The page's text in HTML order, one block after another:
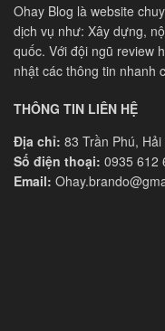
Ohay Blog là website
dịch vụ như: Xây dựng,
quốc. Với đội ngũ review
nhật các thông tin nhanh
THÔNG TIN LIÊN HỆ
Địa chỉ: 83 Trần Phú,
Số điện thoại: 0935 612
Email: